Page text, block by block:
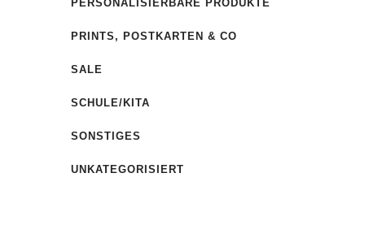
PERSONALISIERBARE PRODUKTE
PRINTS, POSTKARTEN & CO
SALE
SCHULE/KITA
SONSTIGES
UNKATEGORISIERT